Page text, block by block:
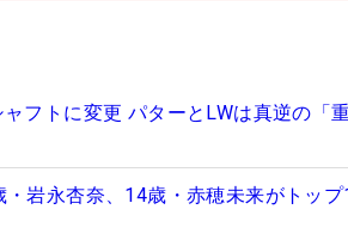
フトに変更 パターとLWは真逆の「
岩永杏奈、14歳・赤穂未来がトップ